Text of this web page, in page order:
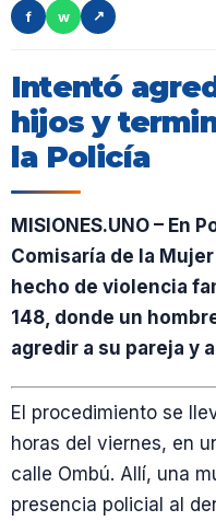
f
w ↗
Intentó
hijos y
la Policía
MISIONES.UNO – En
Comisaría de la
hecho de violencia
148, donde un
agredir a su pareja y
El procedimiento se
horas del viernes, en
calle Ombú. Allí, una
presencia policial al